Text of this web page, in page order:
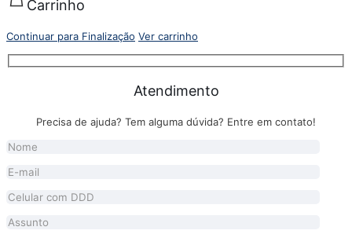
Carrinho
Continuar para Finalização Ver carrinho
Atendimento
Precisa de ajuda? Tem alguma dúvida? Entre em contato!